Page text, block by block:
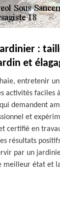
:
et
entretenir
activités
demandent
et
certifié en
résultats
par un
meilleur état et